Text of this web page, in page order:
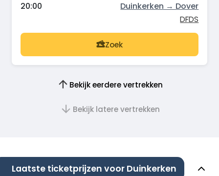
20:00 Duinkerken → Dover
DFDS
Zoek
Bekijk eerdere vertrekken
Bekijk latere vertrekken
Laatste ticketprijzen voor Duinkerken